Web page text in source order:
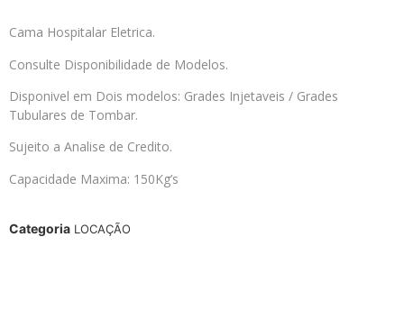
Cama Hospitalar Eletrica.
Consulte Disponibilidade de Modelos.
Disponivel em Dois modelos: Grades Injetaveis / Grades
Tubulares de Tombar.
Sujeito a Analise de Credito.
Capacidade Maxima: 150Kg’s
Categoria LOCAÇÃO